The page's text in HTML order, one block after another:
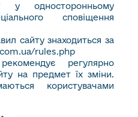
у односторонньому
сповіщення
сайту знаходиться за
rules.php
регулярно
на предмет їх зміни.
користувачами